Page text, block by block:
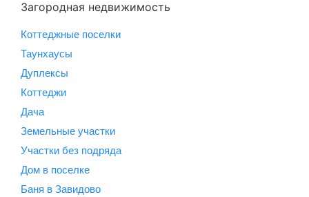
Загородная недвижимость
Коттеджные поселки
Таунхаусы
Дуплексы
Коттеджи
Дача
Земельные участки
Участки без подряда
Дом в поселке
Баня в Завидово